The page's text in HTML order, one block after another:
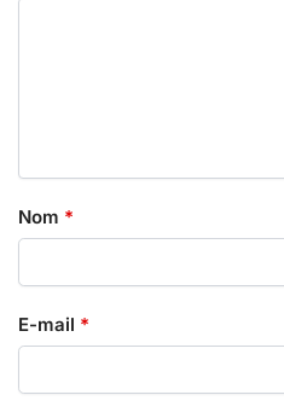
Nom *
E-mail *